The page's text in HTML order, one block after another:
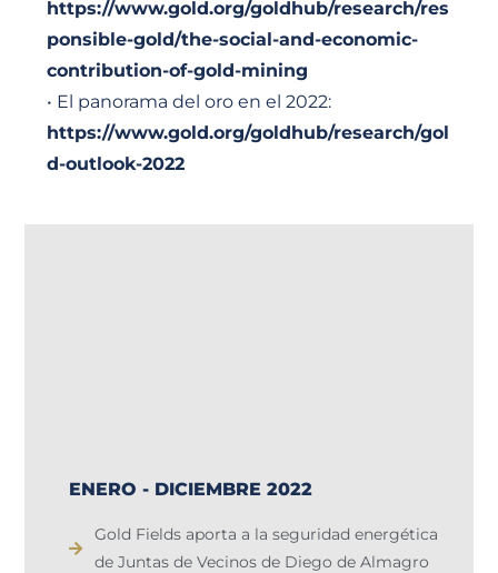
https://www.gold.org/goldhub/research/res
ponsible-gold/the-social-and-economic-
contribution-of-gold-mining
• El panorama del oro en el 2022:
https://www.gold.org/goldhub/research/gol
d-outlook-2022
ENERO - DICIEMBRE 2022
Gold Fields aporta a la seguridad energética
de Juntas de Vecinos de Diego de Almagro